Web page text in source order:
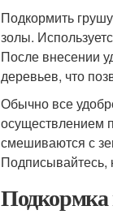
Подкормить
золы.
После внесении
деревьев, что
Обычно все
осуществлением
смешиваются с
Подписывайтесь,
Подкормка